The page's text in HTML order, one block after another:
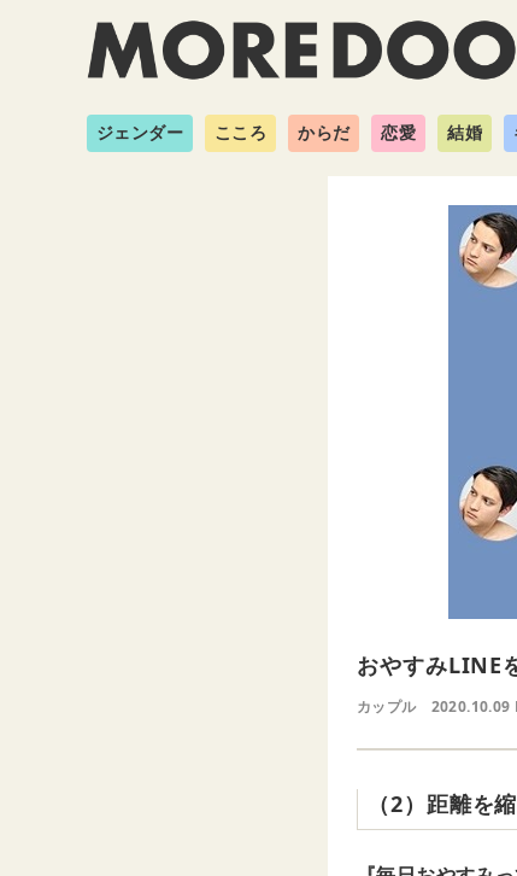
ジェンダー こころ からだ 恋愛 結婚
おやすみLINE
カップル 2020.10.09
（2）距離を